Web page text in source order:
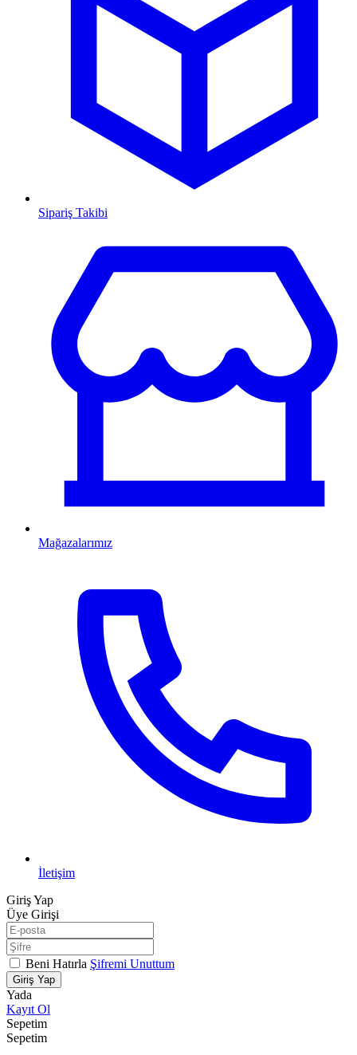
Sipariş Takibi
Mağazalarımız
İletişim
Giriş Yap
Üye Girişi
Beni Hatırla Şifremi Unuttum
Giriş Yap
Yada
Kayıt Ol
Sepetim
Sepetim